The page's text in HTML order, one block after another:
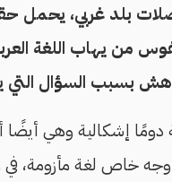
بلد غربي، يحمل
من يهاب اللغة
بسبب السؤال التي
دومًا إشكالية وهي
خاص لغة مأزومة، في